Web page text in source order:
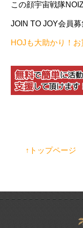
この顔宇宙戦隊
JOIN TO JOY会員
HOJも大助かり！
↑トップページ